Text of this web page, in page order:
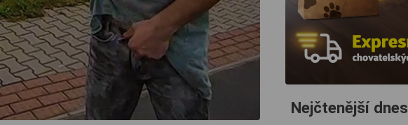
Nejčtenější dnes